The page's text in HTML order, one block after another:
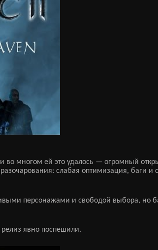
во многом ей это удалось — огромный
слабая оптимизация, баги и
персонажами и свободой выбора, но
явно поспешили.